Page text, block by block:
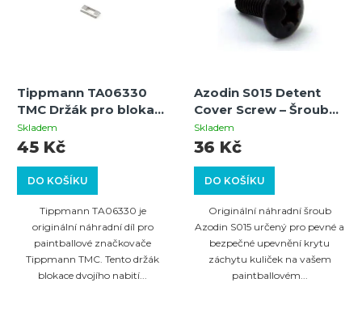
k
ů
o
d
Tippmann TA06330
TMC Držák pro blokaci
dvojího nabití
Skladem
DO KOŠÍKU
45 Kč
Tippmann TA06330 je
originální náhradní díl pro
paintballové značkovače
Tippmann TMC. Tento držák
blokace dvojího nabití...
Azodin S015 Detent
Cover Screw – Šroub
krytu záchytu kuliček
Skladem
DO KOŠÍKU
36 Kč
Originální náhradní šroub
Azodin S015 určený pro pevné a
bezpečné upevnění krytu
záchytu kuliček na vašem
paintballovém...